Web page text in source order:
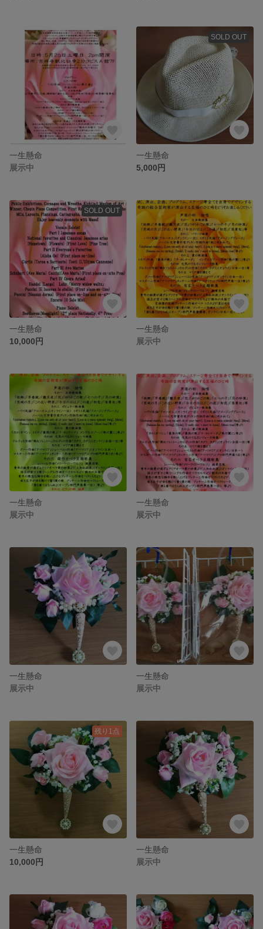
一生懸命
展示中
SOLD OUT
一生懸命
5,000円
SOLD OUT
一生懸命
10,000円
一生懸命
展示中
一生懸命
展示中
一生懸命
展示中
一生懸命
展示中
一生懸命
展示中
残り1点
一生懸命
10,000円
一生懸命
展示中